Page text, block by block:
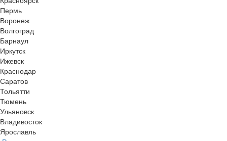
Пермь
Воронеж
Волгоград
Барнаул
Иркутск
Ижевск
Краснодар
Саратов
Тольятти
Тюмень
Ульяновск
Владивосток
Ярославль